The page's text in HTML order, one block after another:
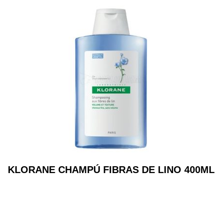
KLORANE CHAMPÚ FIBRAS DE LINO 400ML